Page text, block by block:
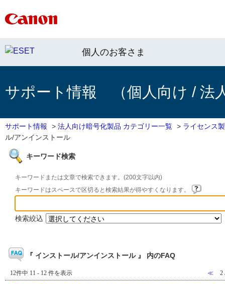
個人のお客さま
サポート情報 （個人向け / 法
サポート情報 > 法人向け暗号化製品 カテゴリー一覧 > ライセンス
ル/アンインストール
キーワード検索
キーワードまたは文章で検索できます。(200文字以内)
キーワードはスペースで区切ると検索結果が得やすくなります。
検索絞込
『 インストール/アンインストール 』 内のFAQ
12件中 11 - 12 件を表示 ≪ 2